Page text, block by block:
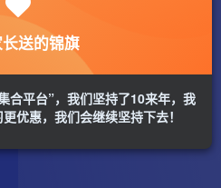
送的锦旗
合平台”，我们坚持了10来年，我
优惠，我们会继续坚持下去！